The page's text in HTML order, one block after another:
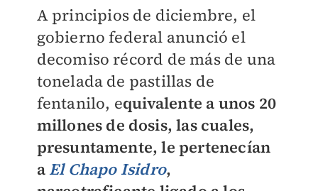
A principios de diciembre, el
gobierno federal anunció el
decomiso récord de más de una
tonelada de pastillas de
fentanilo, equivalente a unos 20
millones de dosis, las cuales,
presuntamente, le pertenecían
a El Chapo Isidro,